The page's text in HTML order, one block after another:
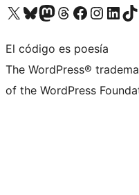
Visita nuestra cuenta de X (anteriormente Twitter)
Visita nuestra cuenta de Bluesky
Visita nuestra cuenta de Mastodon
Visita nuestra cuenta de Threads
Visita nuestra página de
Visita nuestraVisita nuestra
Visita
El código es poesía
The WordPress®
of the WordPress